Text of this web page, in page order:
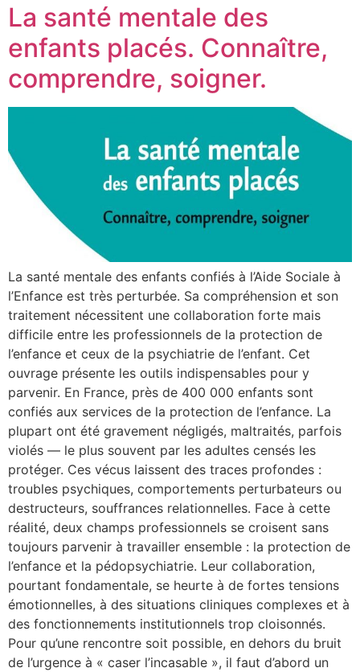
La santé mentale des
enfants placés. Connaître,
comprendre, soigner.
La santé mentale des enfants confiés à l’Aide Sociale à
l’Enfance est très perturbée. Sa compréhension et son
traitement nécessitent une collaboration forte mais
difficile entre les professionnels de la protection de
l’enfance et ceux de la psychiatrie de l’enfant. Cet
ouvrage présente les outils indispensables pour y
parvenir. En France, près de 400 000 enfants sont
confiés aux services de la protection de l’enfance. La
plupart ont été gravement négligés, maltraités, parfois
violés — le plus souvent par les adultes censés les
protéger. Ces vécus laissent des traces profondes :
troubles psychiques, comportements perturbateurs ou
destructeurs, souffrances relationnelles. Face à cette
réalité, deux champs professionnels se croisent sans
toujours parvenir à travailler ensemble : la protection de
l’enfance et la pédopsychiatrie. Leur collaboration,
pourtant fondamentale, se heurte à de fortes tensions
émotionnelles, à des situations cliniques complexes et à
des fonctionnements institutionnels trop cloisonnés.
Pour qu’une rencontre soit possible, en dehors du bruit
de l’urgence à « caser l’incasable », il faut d’abord un